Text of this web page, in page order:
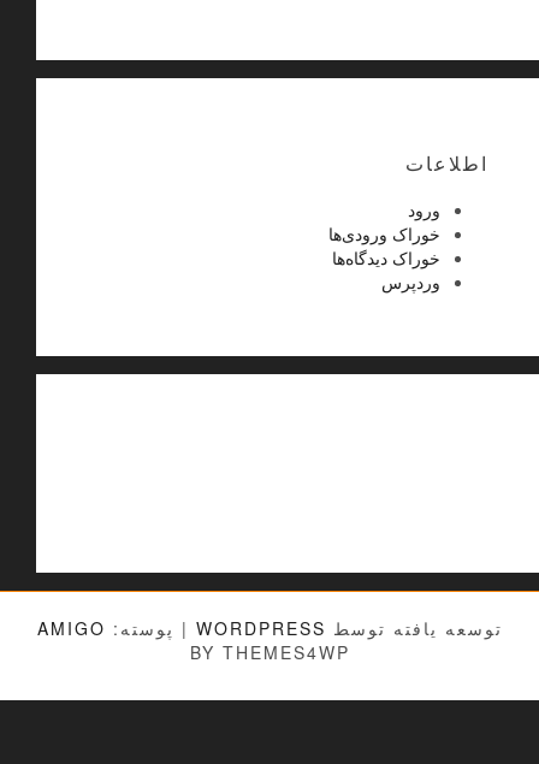
اطلاعات
ورود
خوراک ورودی‌ها
خوراک دیدگاه‌ها
وردپرس
توسعه یافته توسط WORDPRESS
| پوسته: AMIGO
BY THEMES4WP